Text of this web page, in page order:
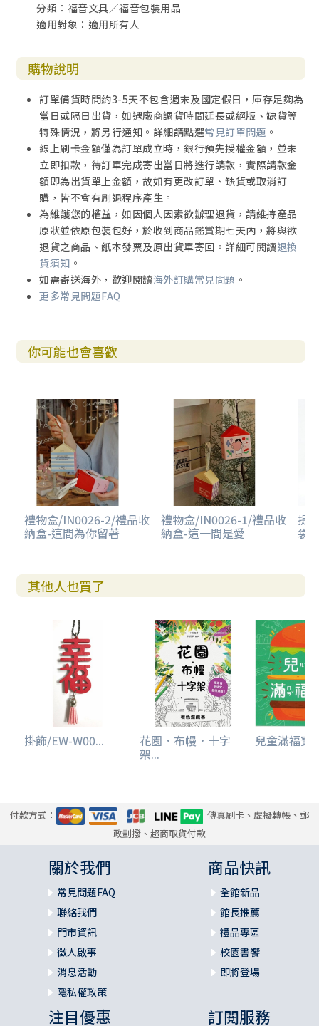
分類：福音文具／福音包裝用品
適用對象：適用所有人
購物說明
訂單備貨時間約3-5天不包含週末及國定假日，庫存足夠為
當日或隔日出貨，如遇廠商調貨時間延長或絕版、缺貨等
特殊情況，將另行通知。詳細請點選常見訂單問題 。
線上刷卡金額僅為訂單成立時，銀行預先授權金額，並未
立即扣款，待訂單完成寄出當日將進行請款，實際請款金
額即為出貨單上金額，故如有更改訂單、缺貨或取消訂
購，皆不會有刷退程序產生。
為維護您的權益，如因個人因素欲辦理退貨，請維持產品
原狀並依原包裝包好，於收到商品鑑賞期七天內，將與欲
退貨之商品、紙本發票及原出貨單寄回。詳細可閱讀退換
貨須知 。
如需寄送海外，歡迎閱讀海外訂購常見問題 。
更多常見問題FAQ
你可能也會喜歡
禮物盒/IN0026-2/禮品收
納盒-這間為你留著
禮物盒/IN0026-1/禮品收
納盒-這一間是愛
提
袋-
其他人也買了
掛飾/EW-W00... 花園．布幔．十字
架...
兒童滿福寶
付款方式：
傳真刷卡、虛擬轉帳、郵
政劃撥、超商取貨付款
關於我們
常見問題FAQ
聯絡我們
門市資訊
徵人啟事
消息活動
隱私權政策
商品快訊
全館新品
館長推薦
禮品專區
校園書饗
即將登場
注目優惠 訂閱服務